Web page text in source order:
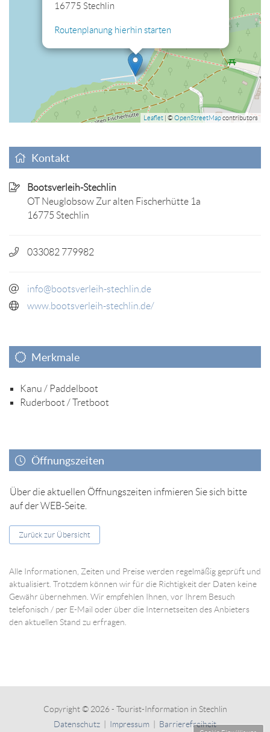
16775 Stechlin
Routenplanung hierhin starten
Leaflet | ©OpenStreetMapcontributors
Kontakt
Bootsverleih-Stechlin
OT Neuglobsow Zur alten Fischerhütte 1a
16775 Stechlin
033082 779982
info@bootsverleih-stechlin.de
www.bootsverleih-stechlin.de/
Merkmale
Kanu / Paddelboot
Ruderboot / Tretboot
Öffnungszeiten
Über die aktuellen Öffnungszeiten infmieren Sie sich bitte
auf der WEB-Seite.
Zurück zur Übersicht
Alle Informationen, Zeiten und Preise werden regelmäßig geprüft und
aktualisiert. Trotzdem können wir für die Richtigkeit der Daten keine
Gewähr übernehmen. Wir empfehlen Ihnen, vor Ihrem Besuch
telefonisch / per E-Mail oder über die Internetseiten des Anbieters
den aktuellen Stand zu erfragen.
Copyright © 2026 - Tourist-Information in Stechlin
Datenschutz
Impressum Barrierefreiheit